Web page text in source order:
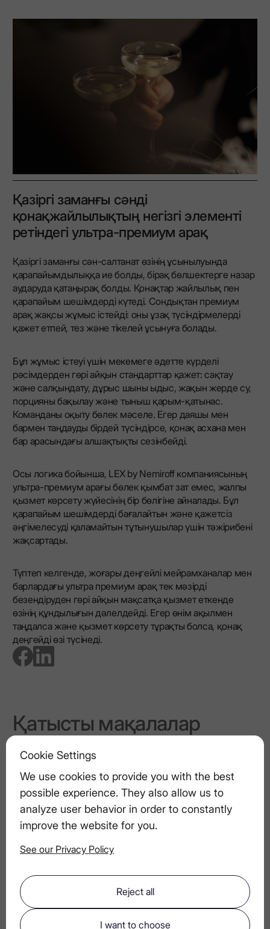
Cookie Settings
We use cookies to provide you with the best
possible experience. They also allow us to
analyze user behavior in order to constantly
improve the website for you.
See our Privacy Policy
Reject all
I want to choose
Қазіргі заманғы сәнді
қонақжайлылықтың негізгі элементі
ретіндегі ультра-премиум арақ
Қазіргі заманғы сән-салтанат өзінің ұсынылуында
қарапайымдылыққа ие болды, бірақ бөлшектерге назар
аударуда қатаңырақ болды. Қонақтар жайлылық пен
қарапайым шешімдерді күтеді. Сондықтан премиум
арақ жақсы жұмыс істейді: оны ұзақ түсіндірмелерді
қажет етпей, тез және тікелей ұсынуға болады.
Бұл жұмыс істеуі үшін мекемеге әдетте күрделі
рәсімдерден гөрі айқын стандарттар қажет: сақтау
және салқындату, дұрыс шыны ыдыс, жақын жерде су,
порцияны бақылау және тыныш қарым-қатынас.
Команданы оқыту бөлек мәселе. Егер даяшы мен
бармен таңдауды бірдей түсіндірсе, қонақ асхана мен
бар арасындағы алшақтықты сезінбейді.
Осы логика бойынша, LEX by Nemiroff компаниясының
ультра-премиум арағы бөлек қымбат зат емес, жалпы
қызмет көрсету жүйесінің бір бөлігіне айналады. Бұл
қарапайым шешімдерді бағалайтын және қажетсіз
әңгімелесуді қаламайтын тұтынушылар үшін тәжірибені
жақсартады.
Түптеп келгенде, жоғары деңгейлі мейрамханалар мен
барлардағы ультра премиум арақ тек мәзірді
безендіруден гөрі айқын мақсатқа қызмет еткенде
өзінің құндылығын дәлелдейді. Егер өнім ақылмен
таңдалса және қызмет көрсету тұрақты болса, қонақ
деңгейді өзі түсінеді.
go to facebook page go to linkedin page
Қатысты мақалалар
сәнді тілге айналды
Ересектерге арналған ыстық
шоколад: LEX арак жасалатын
талғампаз қысқы коктейльдер
Иіс, дыбыс, жарық: көп сенсорлы үй
барын жобалау